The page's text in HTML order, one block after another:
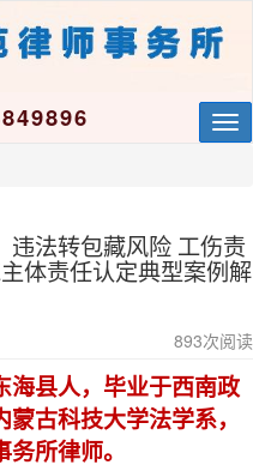
违法转包藏风险 工伤责
体责任认定典型案例解
893次阅读
海县人，毕业于西南政
古科技大学法学系，
所律师。